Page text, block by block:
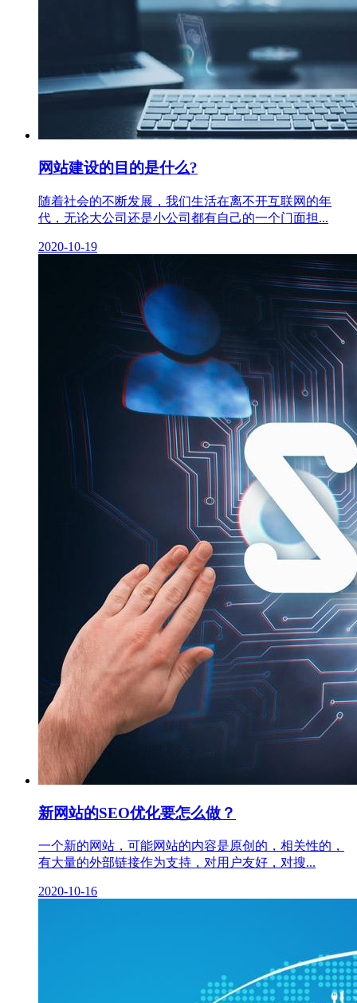
网站建设的目的是什么?
随着社会的不断发展，我们生活在离不开互联网的年
代，无论大公司还是小公司都有自己的一个门面担...
2020-10-19
新网站的SEO优化要怎么做？
一个新的网站，可能网站的内容是原创的，相关性的，
有大量的外部链接作为支持，对用户友好，对搜...
2020-10-16